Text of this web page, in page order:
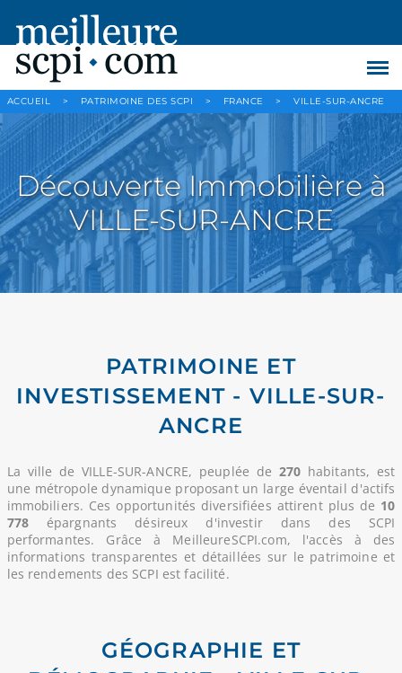
ACCUEIL > PATRIMOINE DES SCPI > FRANCE > VILLE-SUR-ANCRE
Découverte Immobilière à
VILLE-SUR-ANCRE
PATRIMOINE ET
INVESTISSEMENT - VILLE-SUR-
ANCRE
La ville de VILLE-SUR-ANCRE, peuplée de 270 habitants, est
une métropole dynamique proposant un large éventail d'actifs
immobiliers. Ces opportunités diversifiées attirent plus de 10
778épargnants désireux d'investir dans des SCPI
performantes. Grâce à MeilleureSCPI.com, l'accès à des
informations transparentes et détaillées sur le patrimoine et
les rendements des SCPI est facilité.
GÉOGRAPHIE ET